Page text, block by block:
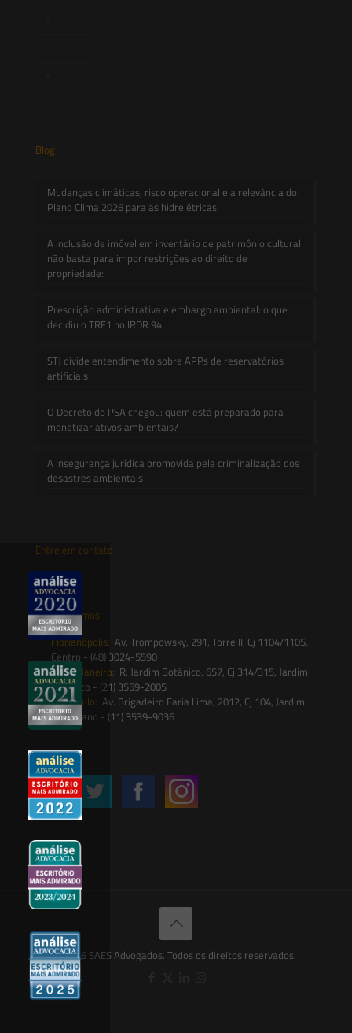
Blog
Mudanças climáticas, risco operacional e a relevância do
Plano Clima 2026 para as hidrelétricas
A inclusão de imóvel em inventário de patrimônio cultural
não basta para impor restrições ao direito de
propriedade:
Prescrição administrativa e embargo ambiental: o que
decidiu o TRF1 no IRDR 94
STJ divide entendimento sobre APPs de reservatórios
artificiais
O Decreto do PSA chegou: quem está preparado para
monetizar ativos ambientais?
A insegurança jurídica promovida pela criminalização dos
desastres ambientais
Entre em contato
contato@saesadvogados.com.br
Onde estamos
Florianópolis: Av. Trompowsky, 291, Torre II, Cj 1104/1105,
Centro - (48) 3024-5590
Rio de Janeiro: R. Jardim Botânico, 657, Cj 314/315, Jardim
Botânico - (21) 3559-2005
São Paulo: Av. Brigadeiro Faria Lima, 2012, Cj 104, Jardim
Paulistano - (11) 3539-9036
Siga-nos
© 2026 SAES Advogados. Todos os direitos reservados.